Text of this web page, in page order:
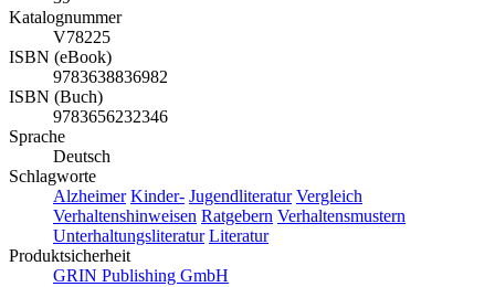
Katalognummer
V78225
ISBN (eBook)
9783638836982
ISBN (Buch)
9783656232346
Sprache
Deutsch
Schlagworte
Alzheimer Kinder- Jugendliteratur Vergleich
Verhaltenshinweisen Ratgebern Verhaltensmustern
Unterhaltungsliteratur Literatur
Produktsicherheit
GRIN Publishing GmbH